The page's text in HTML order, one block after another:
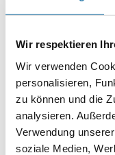
Wir respektieren
Wir verwenden
personalisieren,
zu können und die
analysieren.
Verwendung
soziale Medien,
FABIAN KOLODZIEJ
ESO OMERCEVIC–
ROBERT KANDUTH–
ROBERT SANGLHUBER
HERBERT GASTEINER
MELANIE EGG –